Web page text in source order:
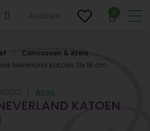
Account 0
Canvassen & ezels
Neverland Katoen 13x 18 cm
Alres
KATOEN